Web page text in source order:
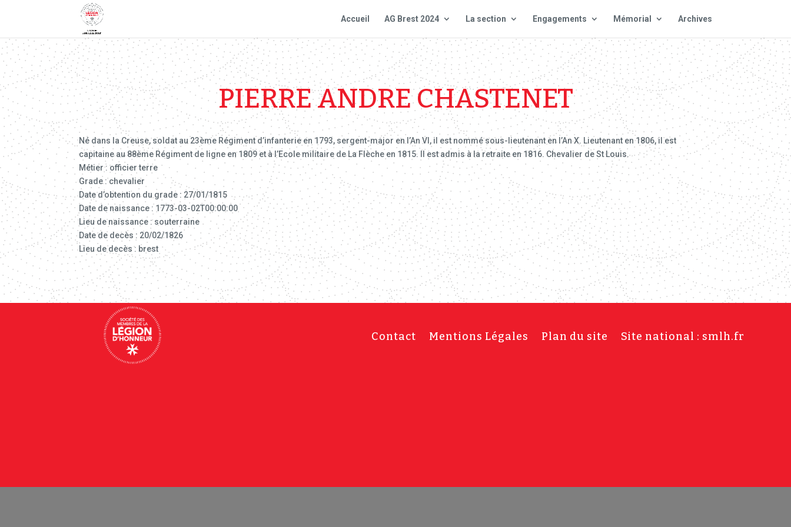
Accueil AG Brest 2024 La section Engagements Mémorial Archives
PIERRE ANDRE CHASTENET
Né dans la Creuse, soldat au 23ème Régiment d’infanterie en 1793, sergent-major en l’An VI, il est nommé sous-lieutenant en l’An X. Lieutenant en 1806, il est
capitaine au 88ème Régiment de ligne en 1809 et à l’Ecole militaire de La Flèche en 1815. Il est admis à la retraite en 1816. Chevalier de St Louis.
Métier : officier terre
Grade : chevalier
Date d’obtention du grade : 27/01/1815
Date de naissance : 1773-03-02T00:00:00
Lieu de naissance : souterraine
Date de decès : 20/02/1826
Lieu de decès : brest
Contact Mentions Légales Plan du site Site national : smlh.fr